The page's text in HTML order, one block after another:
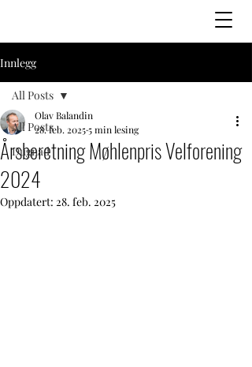
Innlegg
All Posts
Dugnad
All Posts
Årsberetning Møhlenpris Velforening
2024
Olav Balandin
28. feb. 20255 min lesing
Oppdatert: 28. feb. 2025